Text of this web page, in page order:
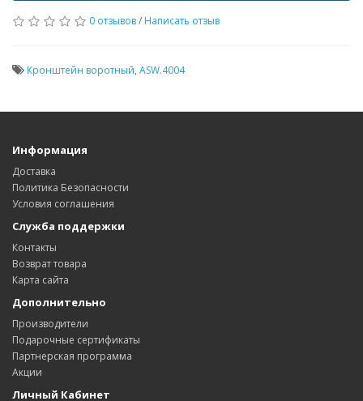
0 отзывов/ Написать отзыв
Кронштейн воротный, ASW.4004
Информация
Доставка
Политика Безопасности
Условия соглашения
Служба поддержки
Контакты
Возврат товара
Карта сайта
Дополнительно
Производители
Подарочные сертификаты
Партнерская программа
Акции
Личный Кабинет